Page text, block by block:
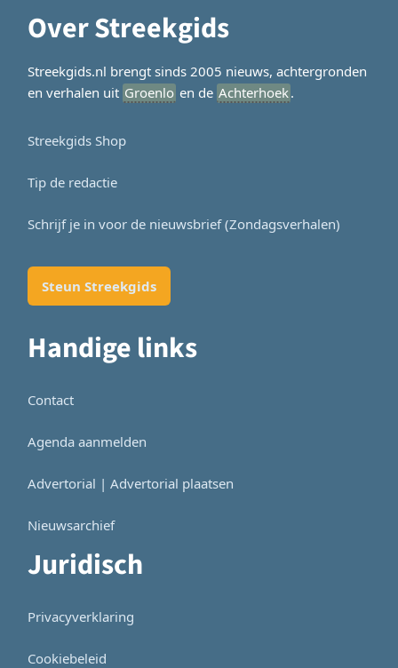
Over Streekgids
Streekgids.nl brengt sinds 2005 nieuws, achtergronden
en verhalen uit Groenlo en de Achterhoek.
Streekgids Shop
Tip de redactie
Schrijf je in voor de nieuwsbrief (Zondagsverhalen)
Steun Streekgids
Handige links
Contact
Agenda aanmelden
Advertorial | Advertorial plaatsen
Nieuwsarchief
Juridisch
Privacyverklaring
Cookiebeleid